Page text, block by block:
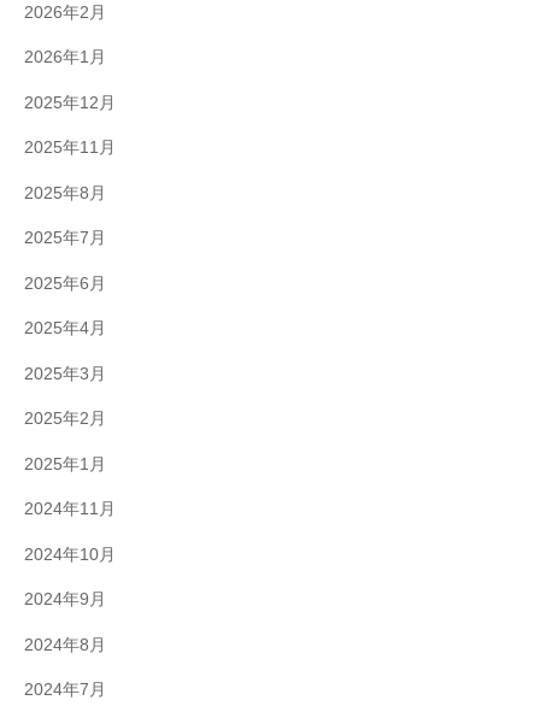
2026年2月
2026年1月
2025年12月
2025年11月
2025年8月
2025年7月
2025年6月
2025年4月
2025年3月
2025年2月
2025年1月
2024年11月
2024年10月
2024年9月
2024年8月
2024年7月